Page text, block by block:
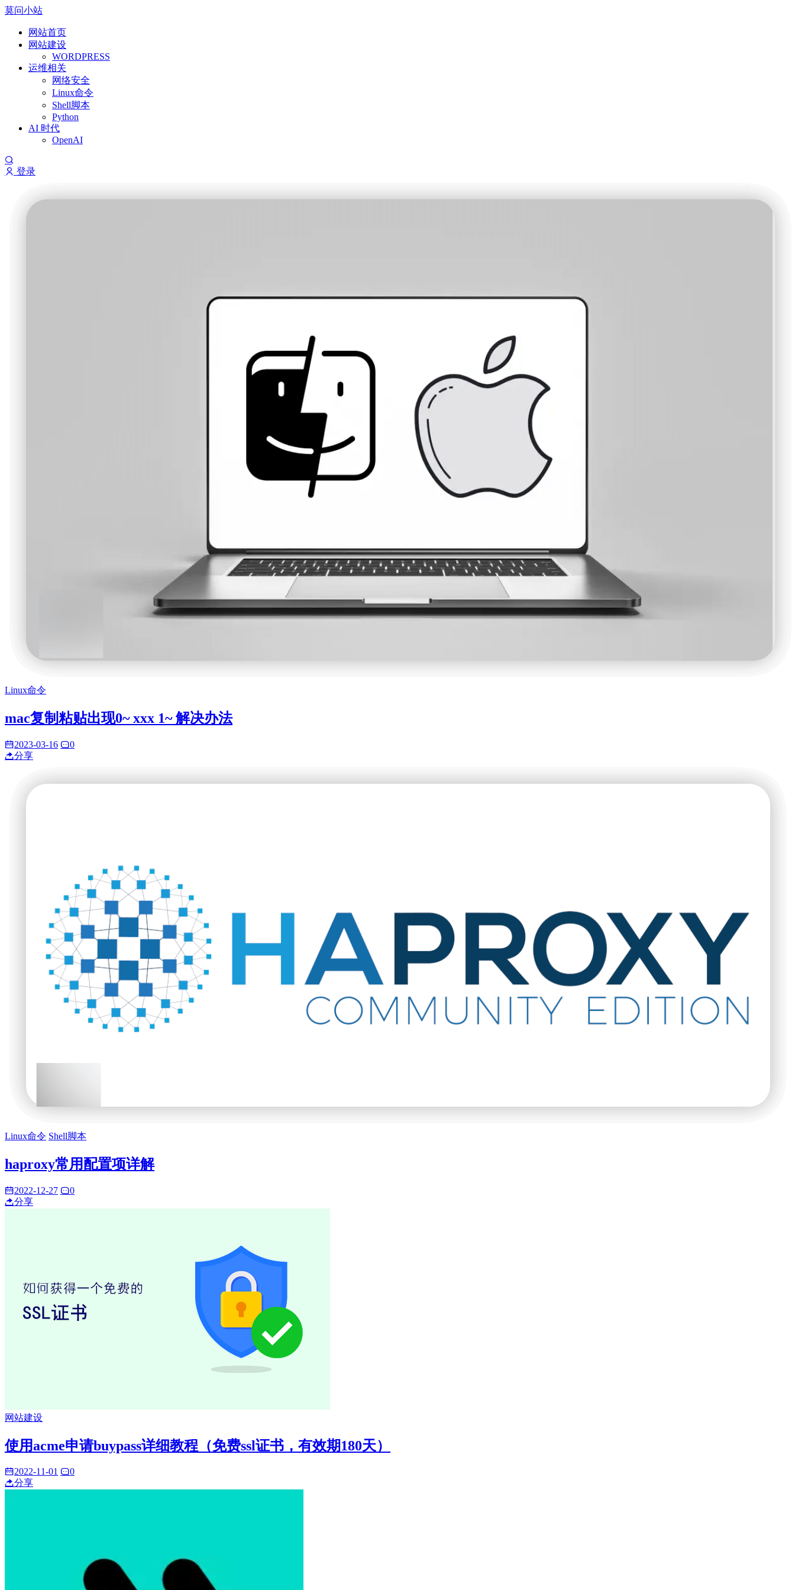
莫问小站
网站首页
网站建设
WORDPRESS
运维相关
网络安全
Linux命令
Shell脚本
Python
AI 时代
OpenAI
登录
Linux命令
mac复制粘贴出现0~ xxx 1~ 解决办法
2023-03-16
0
分享
Linux命令 Shell脚本
haproxy常用配置项详解
2022-12-27
0
分享
网站建设
使用acme申请buypass详细教程（免费ssl证书，有效期180天）
2022-11-01
0
分享